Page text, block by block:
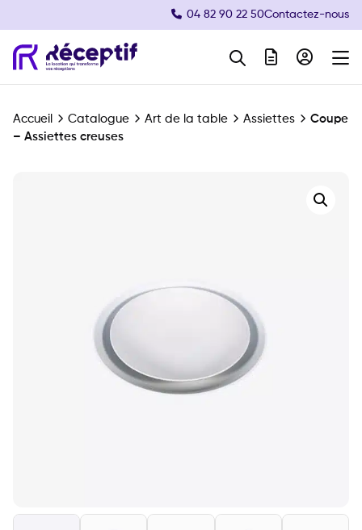
04 82 90 22 50Contactez-nous
Navigation principale
Accueil Catalogue Art de la table Assiettes
Coupe
– Assiettes creuses